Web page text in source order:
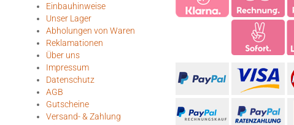
Einbauhinweise
Unser Lager
Abholungen von Waren
Reklamationen
Über uns
Impressum
Datenschutz
AGB
Gutscheine
Versand- & Zahlung